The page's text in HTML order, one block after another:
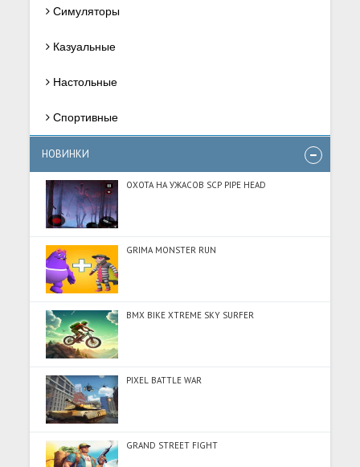
Симуляторы
Казуальные
Настольные
Спортивные
НОВИНКИ
ОХОТА НА УЖАСОВ SCP PIPE HEAD
GRIMA MONSTER RUN
BMX BIKE XTREME SKY SURFER
PIXEL BATTLE WAR
GRAND STREET FIGHT